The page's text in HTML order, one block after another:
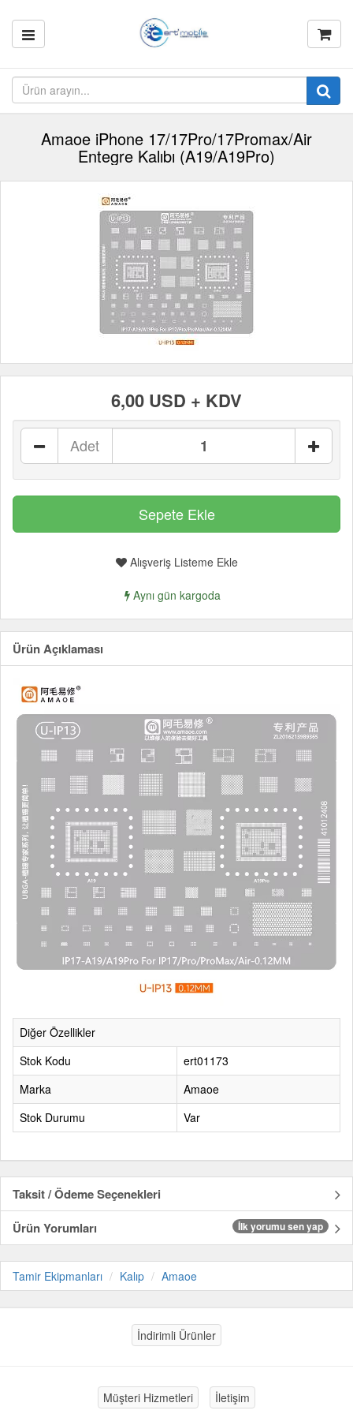
Amaoe iPhone 17/17Pro/17Promax/Air
Entegre Kalıbı (A19/A19Pro)
6,00 USD + KDV
Adet
Alışveriş Listeme Ekle
Aynı gün kargoda
Ürün Açıklaması
Diğer Özellikler
Stok Kodu
ert01173
Marka
Amaoe
Stok Durumu
Var
Taksit / Ödeme Seçenekleri
Ürün Yorumları
İlk yorumu sen yap
Tamir Ekipmanları Kalıp Amaoe
İndirimli Ürünler
Müşteri Hizmetleri İletişim